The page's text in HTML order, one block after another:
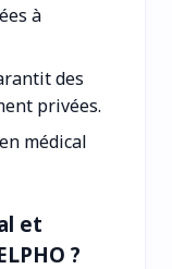
à
des
privées.
médical
et
?